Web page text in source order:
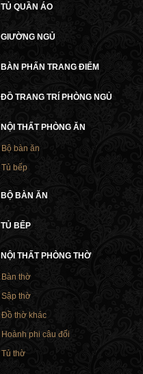
TỦ QUẦN ÁO
GIƯỜNG NGỦ
BÀN PHẤN TRANG ĐIỂM
ĐỒ TRANG TRÍ PHÒNG NGỦ
NỘI THẤT PHÒNG ĂN
Bộ bàn ăn
Tủ bếp
BỘ BÀN ĂN
TỦ BẾP
NỘI THẤT PHÒNG THỜ
Bàn thờ
Sập thờ
Đồ thờ khác
Hoành phi câu đối
Tủ thờ